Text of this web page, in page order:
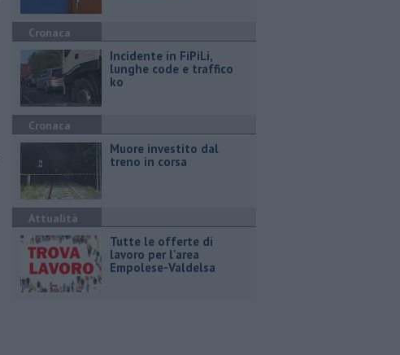
Cronaca
Incidente in FiPiLi,
lunghe code e traffico
ko
Cronaca
Muore investito dal
treno in corsa
Attualità
​Tutte le offerte di
lavoro per l'area
Empolese-Valdelsa